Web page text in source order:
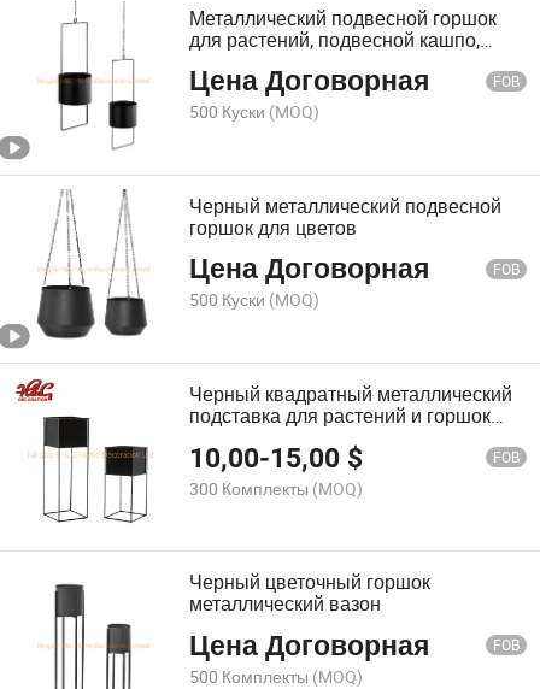
Металлический подвесной горшок
для растений, подвесной кашпо,
Цена Договорная FOB
500 Куски (MOQ)
Черный металлический подвесной
горшок для цветов
Цена Договорная FOB
500 Куски (MOQ)
Черный квадратный металлический
подставка для растений и горшок
растений
10,00-15,00 $ FOB
300 Комплекты (MOQ)
Черный цветочный горшок
металлический вазон
Цена Договорная FOB
500 Комплекты (MOQ)